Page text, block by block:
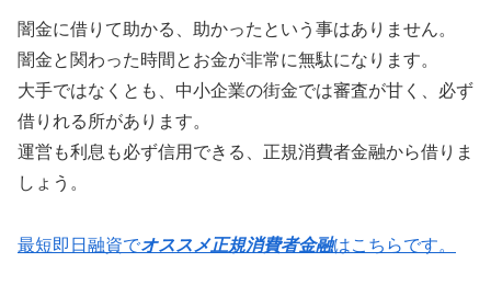
闇金に借りて助かる、助かったという事はありません。
闇金と関わった時間とお金が非常に無駄になります。
大手ではなくとも、中小企業の街金では審査が甘く、必ず
借りれる所があります。
運営も利息も必ず信用できる、正規消費者金融から借りま
しょう。
最短即日融資でオススメ正規消費者金融はこちらです。